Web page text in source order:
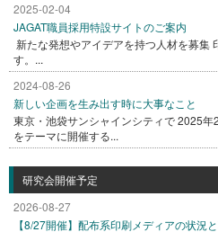
2025-02-04
JAGAT職員採用特設サイトのご案内
新たな発想やアイデアを持つ人材を募集
す。...
2024-08-26
新しい企画を生み出す時に大事なこと
東京・池袋サンシャインシティで 2025年
をテーマに開催する...
研究会開催予定
2026-08-27
【8/27開催】配布系印刷メディアの状況